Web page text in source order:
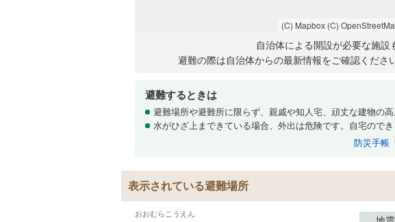
(C) Mapbox (C)
自治体による開設が必要な施設
避難の際は自治体からの最新情報をご確認くださ
避難するときは
避難場所や避難所に限らず、親戚や知人宅、頑丈な建物の
水がひざ上まできている場合、外出は危険です。自宅ので
防災手帳
表示されている避難場所
おおむらこうえん